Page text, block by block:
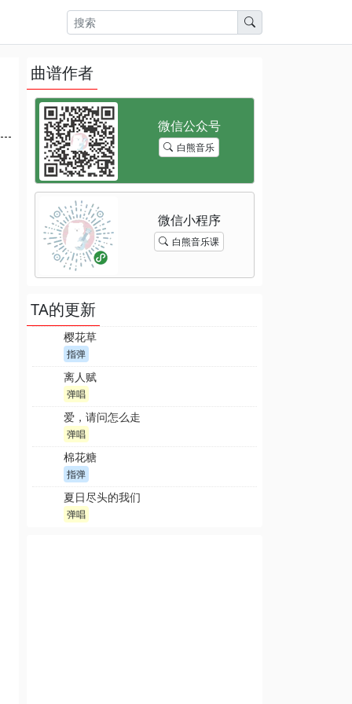
曲谱作者
白熊音乐
白熊音乐课
TA的更新
樱花草
指弹
离人赋
弹唱
爱，请问怎么走
弹唱
棉花糖
指弹
夏日尽头的我们
弹唱